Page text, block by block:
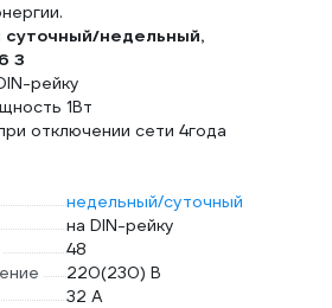
недельный,
3
рейку
1Вт
отключении сети 4года
недельный/суточный
на DIN-рейку
48
220(230) В
32 А